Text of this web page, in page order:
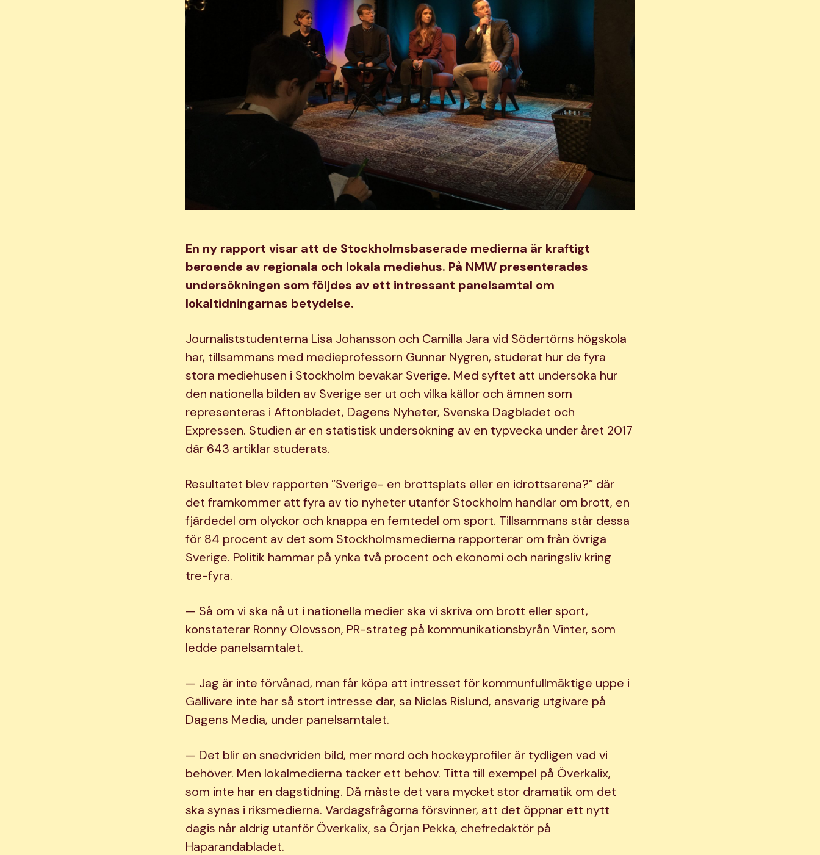
En ny rapport visar att de Stockholmsbaserade medierna är kraftigt
beroende av regionala och lokala mediehus. På NMW presenterades
undersökningen som följdes av ett intressant panelsamtal om
lokaltidningarnas betydelse.
Journaliststudenterna Lisa Johansson och Camilla Jara vid Södertörns högskola
har, tillsammans med medieprofessorn Gunnar Nygren, studerat hur de fyra
stora mediehusen i Stockholm bevakar Sverige. Med syftet att undersöka hur
den nationella bilden av Sverige ser ut och vilka källor och ämnen som
representeras i Aftonbladet, Dagens Nyheter, Svenska Dagbladet och
Expressen. Studien är en statistisk undersökning av en typvecka under året 2017
där 643 artiklar studerats.
Resultatet blev rapporten ”Sverige- en brottsplats eller en idrottsarena?” där
det framkommer att fyra av tio nyheter utanför Stockholm handlar om brott, en
fjärdedel om olyckor och knappa en femtedel om sport. Tillsammans står dessa
för 84 procent av det som Stockholmsmedierna rapporterar om från övriga
Sverige. Politik hammar på ynka två procent och ekonomi och näringsliv kring
tre-fyra.
— Så om vi ska nå ut i nationella medier ska vi skriva om brott eller sport,
konstaterar Ronny Olovsson, PR-strateg på kommunikationsbyrån Vinter, som
ledde panelsamtalet.
— Jag är inte förvånad, man får köpa att intresset för kommunfullmäktige uppe i
Gällivare inte har så stort intresse där, sa Niclas Rislund, ansvarig utgivare på
Dagens Media, under panelsamtalet.
— Det blir en snedvriden bild, mer mord och hockeyprofiler är tydligen vad vi
behöver. Men lokalmedierna täcker ett behov. Titta till exempel på Överkalix,
som inte har en dagstidning. Då måste det vara mycket stor dramatik om det
ska synas i riksmedierna. Vardagsfrågorna försvinner, att det öppnar ett nytt
dagis når aldrig utanför Överkalix, sa Örjan Pekka, chefredaktör på
Haparandabladet.